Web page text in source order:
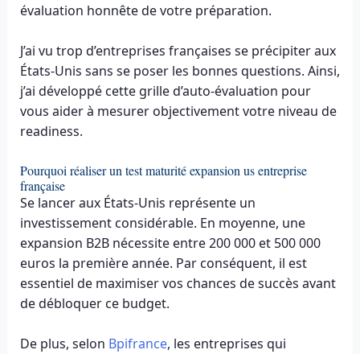
évaluation honnête de votre préparation.
J’ai vu trop d’entreprises françaises se précipiter aux
États-Unis sans se poser les bonnes questions. Ainsi,
j’ai développé cette grille d’auto-évaluation pour
vous aider à mesurer objectivement votre niveau de
readiness.
Pourquoi réaliser un test maturité expansion us entreprise
française
Se lancer aux États-Unis représente un
investissement considérable. En moyenne, une
expansion B2B nécessite entre 200 000 et 500 000
euros la première année. Par conséquent, il est
essentiel de maximiser vos chances de succès avant
de débloquer ce budget.
De plus, selon Bpifrance, les entreprises qui